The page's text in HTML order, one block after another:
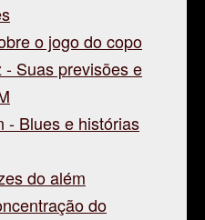
o jogo do copo
Suas previsões e
- Blues e histórias
do além
do